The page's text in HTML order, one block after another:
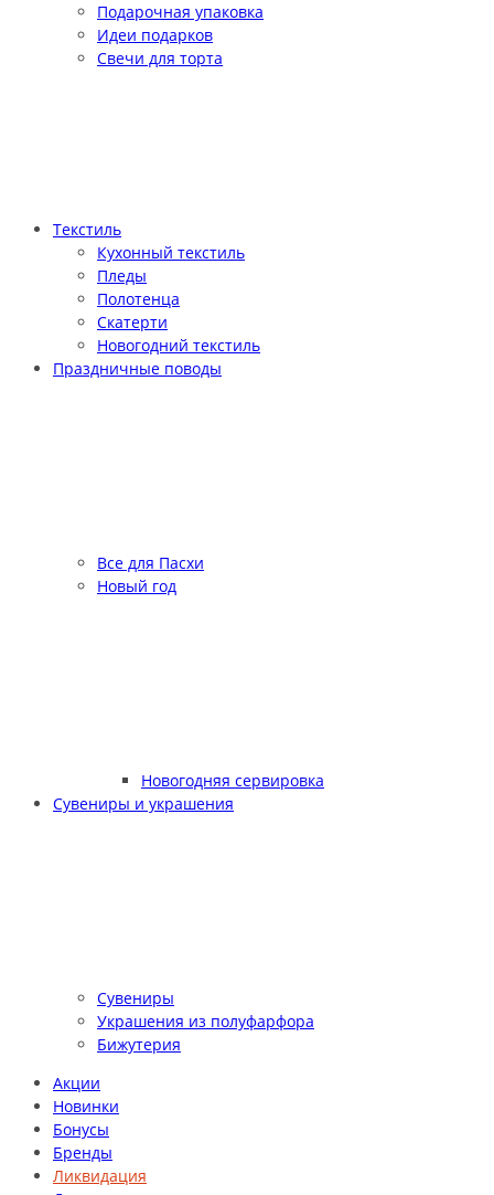
Подарочная упаковка
Идеи подарков
Свечи для торта
Текстиль
Кухонный текстиль
Пледы
Полотенца
Скатерти
Новогодний текстиль
Праздничные поводы
Все для Пасхи
Новый год
Новогодняя сервировка
Сувениры и украшения
Сувениры
Украшения из полуфарфора
Бижутерия
Акции
Новинки
Бонусы
Бренды
Ликвидация